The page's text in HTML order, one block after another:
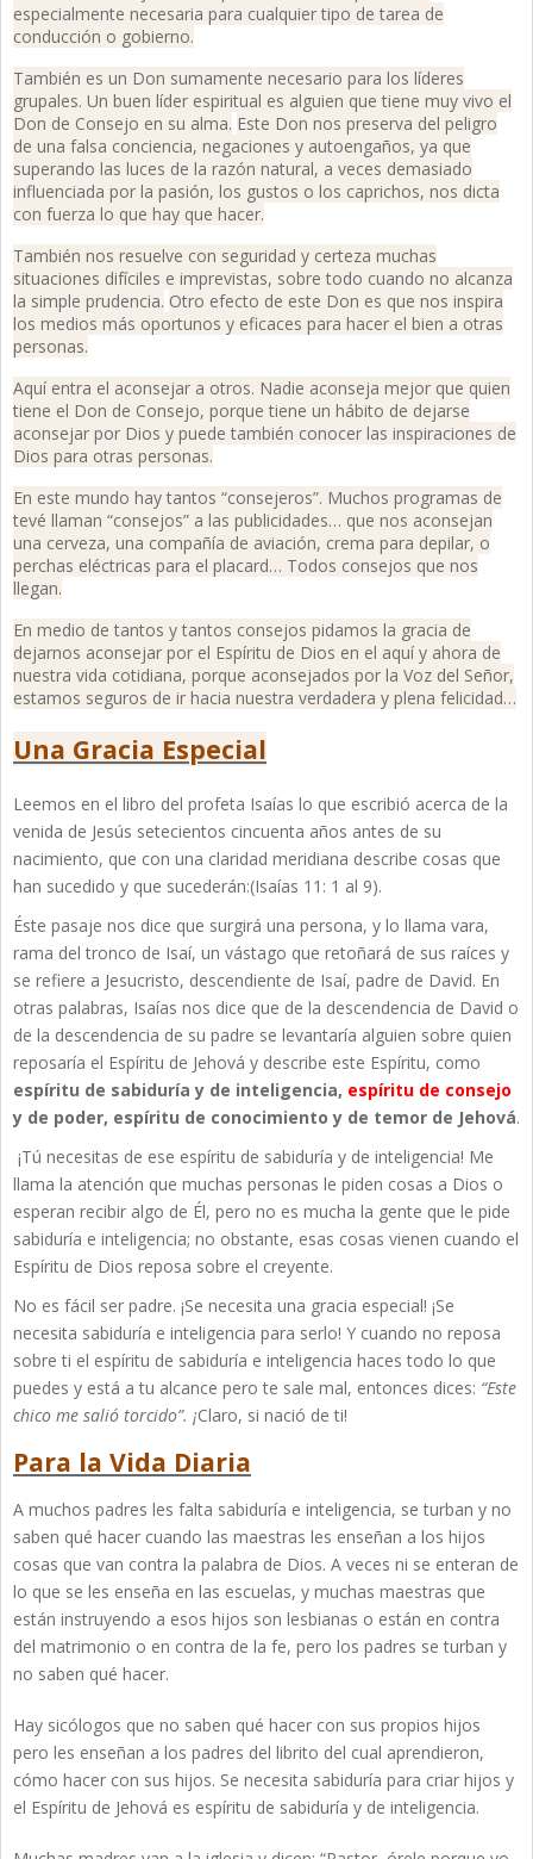
especialmente necesaria para cualquier tipo de tarea de
conducción o gobierno.
También es un Don sumamente necesario para los líderes
grupales. Un buen líder espiritual es alguien que tiene muy vivo el
Don de Consejo en su alma. Este Don nos preserva del peligro
de una falsa conciencia, negaciones y autoengaños, ya que
superando las luces de la razón natural, a veces demasiado
influenciada por la pasión, los gustos o los caprichos, nos dicta
con fuerza lo que hay que hacer.
También nos resuelve con seguridad y certeza muchas
situaciones difíciles e imprevistas, sobre todo cuando no alcanza
la simple prudencia. Otro efecto de este Don es que nos inspira
los medios más oportunos y eficaces para hacer el bien a otras
personas.
Aquí entra el aconsejar a otros. Nadie aconseja mejor que quien
tiene el Don de Consejo, porque tiene un hábito de dejarse
aconsejar por Dios y puede también conocer las inspiraciones de
Dios para otras personas.
En este mundo hay tantos “consejeros”. Muchos programas de
tevé llaman “consejos” a las publicidades… que nos aconsejan
una cerveza, una compañía de aviación, crema para depilar, o
perchas eléctricas para el placard… Todos consejos que nos
llegan.
En medio de tantos y tantos consejos pidamos la gracia de
dejarnos aconsejar por el Espíritu de Dios en el aquí y ahora de
nuestra vida cotidiana, porque aconsejados por la Voz del Señor,
estamos seguros de ir hacia nuestra verdadera y plena felicidad…
Una Gracia Especial
Leemos en el libro del profeta Isaías lo que escribió acerca de la
venida de Jesús setecientos cincuenta años antes de su
nacimiento, que con una claridad meridiana describe cosas que
han sucedido y que sucederán:(Isaías 11: 1 al 9).
Éste pasaje nos dice que surgirá una persona, y lo llama vara,
rama del tronco de Isaí, un vástago que retoñará de sus raíces y
se refiere a Jesucristo, descendiente de Isaí, padre de David. En
otras palabras, Isaías nos dice que de la descendencia de David o
de la descendencia de su padre se levantaría alguien sobre quien
reposaría el Espíritu de Jehová y describe este Espíritu, como
espíritu de sabiduría y de inteligencia, espíritu de consejo
y de poder, espíritu de conocimiento y de temor de Jehová.
¡Tú necesitas de ese espíritu de sabiduría y de inteligencia! Me
llama la atención que muchas personas le piden cosas a Dios o
esperan recibir algo de Él, pero no es mucha la gente que le pide
sabiduría e inteligencia; no obstante, esas cosas vienen cuando el
Espíritu de Dios reposa sobre el creyente.
No es fácil ser padre. ¡Se necesita una gracia especial! ¡Se
necesita sabiduría e inteligencia para serlo! Y cuando no reposa
sobre ti el espíritu de sabiduría e inteligencia haces todo lo que
puedes y está a tu alcance pero te sale mal, entonces dices: “Este
chico me salió torcido”. ¡Claro, si nació de ti!
Para la Vida Diaria
A muchos padres les falta sabiduría e inteligencia, se turban y no
saben qué hacer cuando las maestras les enseñan a los hijos
cosas que van contra la palabra de Dios. A veces ni se enteran de
lo que se les enseña en las escuelas, y muchas maestras que
están instruyendo a esos hijos son lesbianas o están en contra
del matrimonio o en contra de la fe, pero los padres se turban y
no saben qué hacer.
Hay sicólogos que no saben qué hacer con sus propios hijos
pero les enseñan a los padres del librito del cual aprendieron,
cómo hacer con sus hijos. Se necesita sabiduría para criar hijos y
el Espíritu de Jehová es espíritu de sabiduría y de inteligencia.